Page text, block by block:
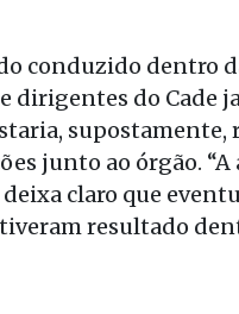
conduzido dentro
dirigentes do Cade
supostamente,
junto ao órgão.
deixa claro que
resultado